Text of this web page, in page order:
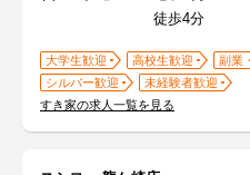
徒歩4分
大学生歓迎 高校生歓迎
副業
シルバー歓迎
未経験者歓迎
すき家の求人一覧を見る